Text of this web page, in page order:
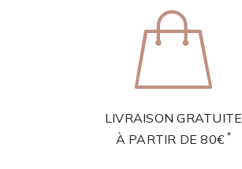
LIVRAISON GRATUITE
À PARTIR DE 80€ *